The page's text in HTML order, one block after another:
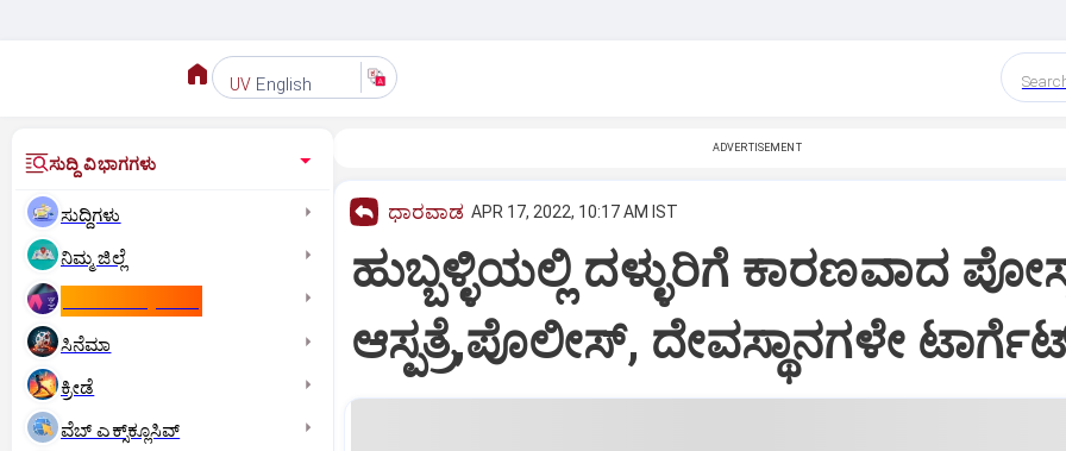
UV English
ಸುದ್ದಿ ವಿಭಾಗಗಳು
ಸುದ್ದಿಗಳು
ನಿಮ್ಮ ಜಿಲ್ಲೆ
ಸಿನೆಮಾ
ಕ್ರೀಡೆ
ವೆಬ್ ಎಕ್ಸ್‌ಕ್ಲೂಸಿವ್
ADVERTISEMENT
ಧಾರವಾಡ APR 17, 2022, 10:17 AM IST
ಹುಬ್ಬಳ್ಳಿಯಲ್ಲಿ ದಳ್ಳುರಿಗೆ ಕಾರಣವಾದ
ಆಸ್ಪತ್ರೆ,ಪೊಲೀಸ್, ದೇವಸ್ಥಾನಗಳೇ